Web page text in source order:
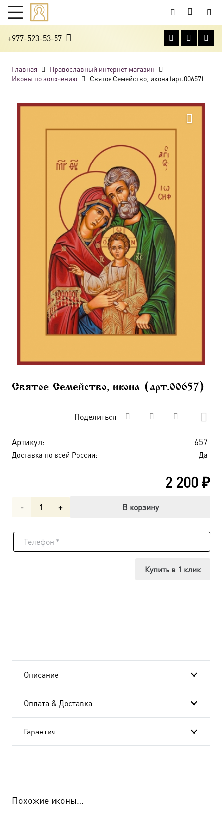
+977-523-53-57
Главная
Православный интернет магазин
Иконы по золочению
Святое Семейство, икона (арт.00657)
Святое Семейство, икона (арт.00657)
Поделиться
Артикул: 657
Доставка по всей России: Да
2 200₽
Количество
Святое
В корзину
Купить в 1 клик
Описание
Оплата & Доставка
Гарантия
Похожие иконы…